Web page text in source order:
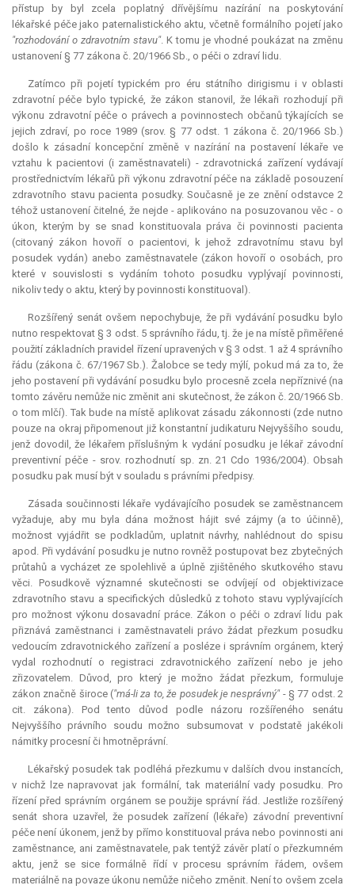
přístup by byl zcela poplatný dřívějšímu nazírání na poskytování
lékařské péče jako paternalistického aktu, včetně formálního pojetí jako
"rozhodování o zdravotním stavu". K tomu je vhodné poukázat na změnu
ustanovení § 77 zákona č. 20/1966 Sb., o péči o zdraví lidu.
Zatímco při pojetí typickém pro éru státního dirigismu i v oblasti
zdravotní péče bylo typické, že zákon stanovil, že lékaři rozhodují při
výkonu zdravotní péče o právech a povinnostech občanů týkajících se
jejich zdraví, po roce 1989 (srov. § 77 odst. 1 zákona č. 20/1966 Sb.)
došlo k zásadní koncepční změně v nazírání na postavení lékaře ve
vztahu k pacientovi (i zaměstnavateli) - zdravotnická zařízení vydávají
prostřednictvím lékařů při výkonu zdravotní péče na základě posouzení
zdravotního stavu pacienta posudky. Současně je ze znění odstavce 2
téhož ustanovení čitelné, že nejde - aplikováno na posuzovanou věc - o
úkon, kterým by se snad konstituovala práva či povinnosti pacienta
(citovaný zákon hovoří o pacientovi, k jehož zdravotnímu stavu byl
posudek vydán) anebo zaměstnavatele (zákon hovoří o osobách, pro
které v souvislosti s vydáním tohoto posudku vyplývají povinnosti,
nikoliv tedy o aktu, který by povinnosti konstituoval).
Rozšířený senát ovšem nepochybuje, že při vydávání posudku bylo
nutno respektovat § 3 odst. 5 správního řádu, tj. že je na místě přiměřené
použití základních pravidel řízení upravených v § 3 odst. 1 až 4 správního
řádu (zákona č. 67/1967 Sb.). Žalobce se tedy mýlí, pokud má za to, že
jeho postavení při vydávání posudku bylo procesně zcela nepříznivé (na
tomto závěru nemůže nic změnit ani skutečnost, že zákon č. 20/1966 Sb.
o tom mlčí). Tak bude na místě aplikovat zásadu zákonnosti (zde nutno
pouze na okraj připomenout již konstantní judikaturu Nejvyššího soudu,
jenž dovodil, že lékařem příslušným k vydání posudku je lékař závodní
preventivní péče - srov. rozhodnutí sp. zn. 21 Cdo 1936/2004). Obsah
posudku pak musí být v souladu s právními předpisy.
Zásada součinnosti lékaře vydávajícího posudek se zaměstnancem
vyžaduje, aby mu byla dána možnost hájit své zájmy (a to účinně),
možnost vyjádřit se podkladům, uplatnit návrhy, nahlédnout do spisu
apod. Při vydávání posudku je nutno rovněž postupovat bez zbytečných
průtahů a vycházet ze spolehlivě a úplně zjištěného skutkového stavu
věci. Posudkově významné skutečnosti se odvíjejí od objektivizace
zdravotního stavu a specifických důsledků z tohoto stavu vyplývajících
pro možnost výkonu dosavadní práce. Zákon o péči o zdraví lidu pak
přiznává zaměstnanci i zaměstnavateli právo žádat přezkum posudku
vedoucím zdravotnického zařízení a posléze i správním orgánem, který
vydal rozhodnutí o registraci zdravotnického zařízení nebo je jeho
zřizovatelem. Důvod, pro který je možno žádat přezkum, formuluje
zákon značně široce ("má-li za to, že posudek je nesprávný"- § 77 odst. 2
cit. zákona). Pod tento důvod podle názoru rozšířeného senátu
Nejvyššího právního soudu možno subsumovat v podstatě jakékoli
námitky procesní či hmotněprávní.
Lékařský posudek tak podléhá přezkumu v dalších dvou instancích,
v nichž lze napravovat jak formální, tak materiální vady posudku. Pro
řízení před správním orgánem se použije správní řád. Jestliže rozšířený
senát shora uzavřel, že posudek zařízení (lékaře) závodní preventivní
péče není úkonem, jenž by přímo konstituoval práva nebo povinnosti ani
zaměstnance, ani zaměstnavatele, pak tentýž závěr platí o přezkumném
aktu, jenž se sice formálně řídí v procesu správním řádem, ovšem
materiálně na povaze úkonu nemůže ničeho změnit. Není to ovšem zcela